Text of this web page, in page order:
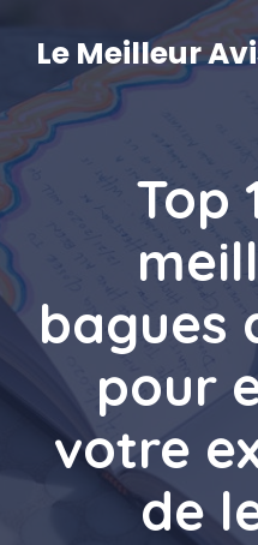
contenu
Le Meilleur
Top
bagues
pour
votre
de